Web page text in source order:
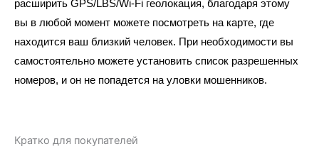
расширить GPS/LBS/Wi-Fi геолокация, благодаря этому
вы в любой момент можете посмотреть на карте, где
находится ваш близкий человек. При необходимости вы
самостоятельно можете установить список разрешенных
номеров, и он не попадется на уловки мошенников.
Кратко для покупателей